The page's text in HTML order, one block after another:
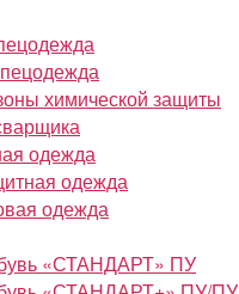
химической защиты
одежда
одежда
одежда
«СТАНДАРТ» ПУ